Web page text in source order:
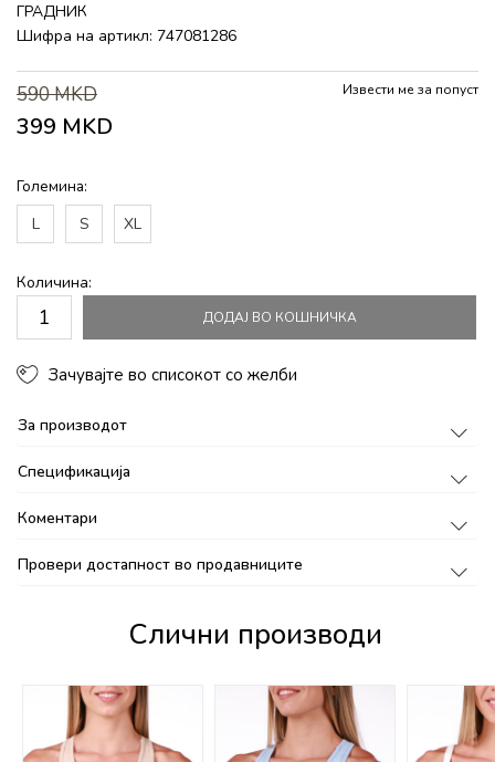
ГРАДНИК
Шифра на артикл: 747081286
590MKD
399 MKD
Извести ме за попуст
Големина:
L
S XL
Количина:
ДОДАЈ ВО КОШНИЧКА
Зачувајте во списокот со желби
За производот
Спецификација
Коментари
Провери достапност во продавниците
Слични производи